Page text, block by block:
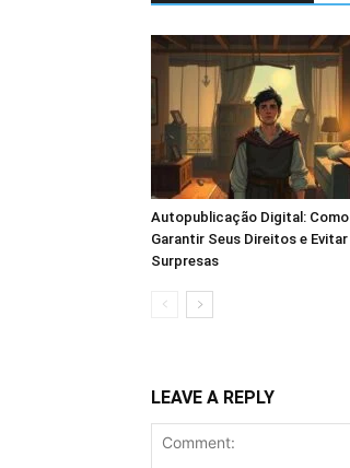
Autopublicação Digital: Como
Garantir Seus Direitos e Evitar
Surpresas
LEAVE A REPLY